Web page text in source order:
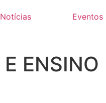
Notícias Eventos
ENSINO